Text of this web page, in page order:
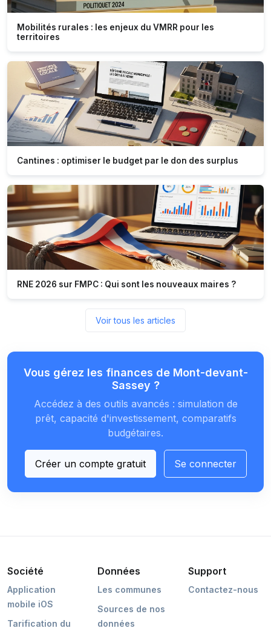
Mobilités rurales : les enjeux du VMRR pour les
territoires
Cantines : optimiser le budget par le don des surplus
RNE 2026 sur FMPC : Qui sont les nouveaux maires ?
Voir tous les articles
Vous gérez les finances de Mont-devant-
Sassey ?
Accédez à des outils avancés : simulation de
prêt, capacité d'investissement, comparatifs
budgétaires.
Créer un compte gratuit Se connecter
Société
Application
mobile iOS
Tarification du
Données
Les communes
Sources de nos
données
Support
Contactez-nous